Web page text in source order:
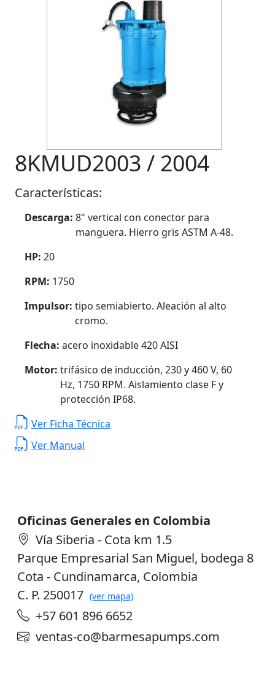
8KMUD2003 / 2004
Características:
Descarga: 8" vertical con conector para
manguera. Hierro gris ASTM A-48.
HP: 20
RPM: 1750
Impulsor: tipo semiabierto. Aleación al alto
cromo.
Flecha: acero inoxidable 420 AISI
Motor: trifásico de inducción, 230 y 460 V, 60
Hz, 1750 RPM. Aislamiento clase F y
protección IP68.
Ver Ficha Técnica
Ver Manual
Oficinas Generales en Colombia
Vía Siberia - Cota km 1.5
Parque Empresarial San Miguel, bodega 8
Cota - Cundinamarca, Colombia
C. P. 250017 (ver mapa)
+57 601 896 6652
ventas-co@barmesapumps.com